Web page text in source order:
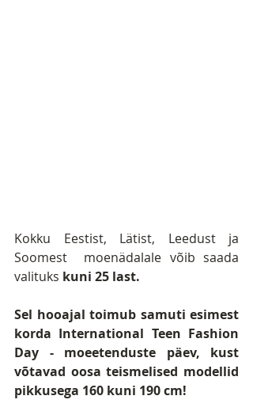
Kokku Eestist, Lätist, Leedust ja
Soomest  moenädalale võib saada
valituks kuni 25 last.
Sel hooajal toimub samuti esimest
korda International Teen Fashion
Day - moeetenduste päev, kust
võtavad oosa teismelised modellid
pikkusega 160 kuni 190 cm!